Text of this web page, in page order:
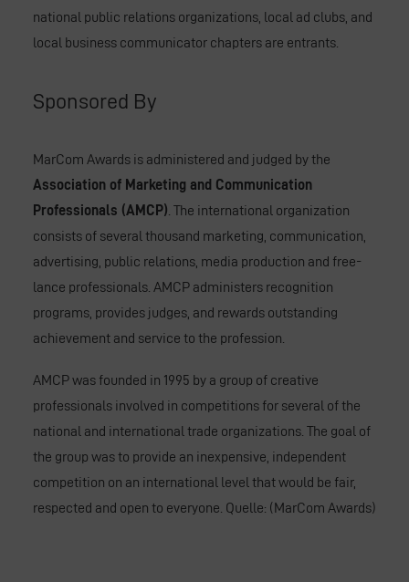
national public relations organizations, local ad clubs, and
local business communicator chapters are entrants.
Sponsored By
MarCom Awards is administered and judged by the
Association of Marketing and Communication
Professionals (AMCP) . The international organization
consists of several thousand marketing, communication,
advertising, public relations, media production and free-
lance professionals. AMCP administers recognition
programs, provides judges, and rewards outstanding
achievement and service to the profession.
AMCP was founded in 1995 by a group of creative
professionals involved in competitions for several of the
national and international trade organizations. The goal of
the group was to provide an inexpensive, independent
competition on an international level that would be fair,
respected and open to everyone. Quelle: (MarCom Awards)